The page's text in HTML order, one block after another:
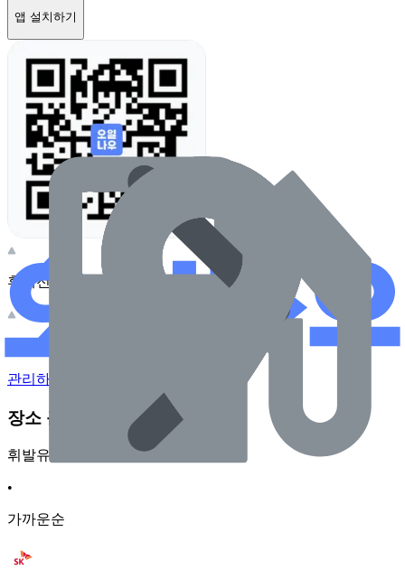
앱 설치하기
휴대전화 카메라로 찍어보세요
관리하기
장소 근처 주유소
휘발유
•
가까운순